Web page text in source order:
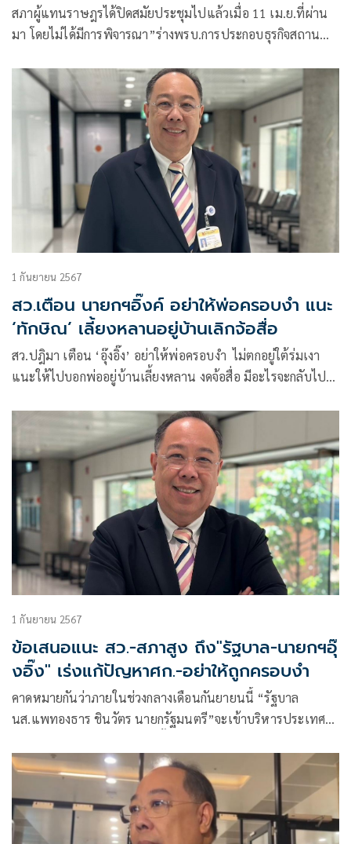
สภาผู้แทนราษฎรได้ปิดสมัยประชุมไปแล้วเมื่อ 11 เม.ย.ที่ผ่าน
มา โดยไม่ได้มีการพิจารณา”ร่างพรบ.การประกอบธุรกิจสถาน
ให้สภาฯพิจารณาเมื่อวันที่ 9 เม.ย.
1 กันยายน 2567
สว.เตือน นายกฯอิ๊งค์ อย่าให้พ่อครอบงำ แนะ
‘ทักษิณ’ เลี้ยงหลานอยู่บ้านเลิกจ้อสื่อ
สว.ปฎิมา เตือน ‘อุ๊งอิ๊ง’ อย่าให้พ่อครอบงำ ไม่ตกอยู่ใต้ร่มเงา
แนะให้ไปบอกพ่ออยู่บ้านเลี้ยงหลาน งดจ้อสื่อ มีอะไรจะกลับไป
1 กันยายน 2567
ข้อเสนอแนะ สว.-สภาสูง ถึง"รัฐบาล-นายกฯอุ๊
งอิ๊ง" เร่งแก้ปัญหาศก.-อย่าให้ถูกครอบงำ
คาดหมายกันว่าภายในช่วงกลางเดือนกันยายนนี้ “รัฐบาล
นส.แพทองธาร ชินวัตร นายกรัฐมนตรี”จะเข้าบริหารประเทศ
ไปเรื่อยๆ